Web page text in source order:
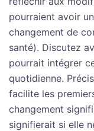
pourraient avoir
changement de
santé). Discutez
pourrait intégrer
quotidienne.
facilite les
changement
signifierait si elle